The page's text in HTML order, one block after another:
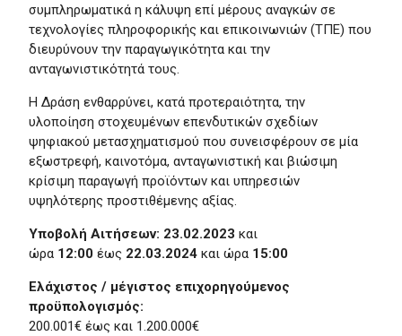
συμπληρωματικά η κάλυψη επί μέρους αναγκών σε
τεχνολογίες πληροφορικής και επικοινωνιών (ΤΠΕ) που
διευρύνουν την παραγωγικότητα και την
ανταγωνιστικότητά τους.
Η Δράση ενθαρρύνει, κατά προτεραιότητα, την
υλοποίηση στοχευμένων επενδυτικών σχεδίων
ψηφιακού μετασχηματισμού που συνεισφέρουν σε μία
εξωστρεφή, καινοτόμα, ανταγωνιστική και βιώσιμη
κρίσιμη παραγωγή προϊόντων και υπηρεσιών
υψηλότερης προστιθέμενης αξίας.
Υποβολή Αιτήσεων: 23.02.2023 και
ώρα 12:00έως 22.03.2024 και ώρα 15:00
Ελάχιστος / μέγιστος επιχορηγούμενος
προϋπολογισμός:
200.001€ έως και 1.200.000€